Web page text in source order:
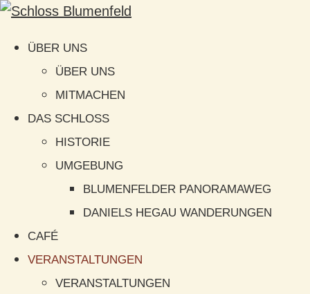
ÜBER UNS
ÜBER UNS
MITMACHEN
DAS SCHLOSS
HISTORIE
UMGEBUNG
BLUMENFELDER PANORAMAWEG
DANIELS HEGAU WANDERUNGEN
CAFÉ
VERANSTALTUNGEN
VERANSTALTUNGEN